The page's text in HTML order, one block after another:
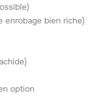
enrobage bien riche)
option